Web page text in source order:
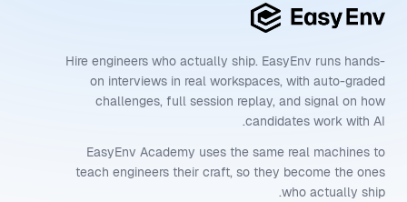
Hire engineers who actually ship. EasyEnv runs hands-
on interviews in real workspaces, with auto-graded
challenges, full session replay, and signal on how
candidates work with AI.
EasyEnv Academy uses the same real machines to
teach engineers their craft, so they become the ones
who actually ship.